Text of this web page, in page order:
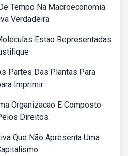
Tempo Na Macroeconomia
Verdadeira
Estao Representadas
Partes Das Plantas Para
Imprimir
Organizacao E Composto
Direitos
Que Não Apresenta Uma